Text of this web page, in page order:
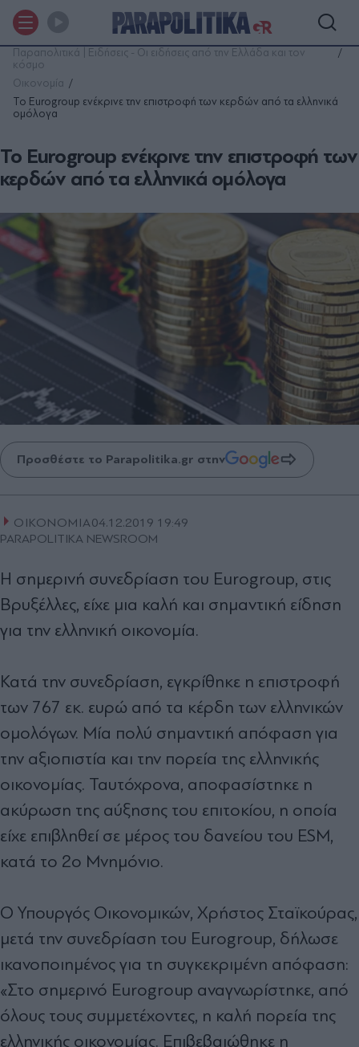
Παραπολιτικά | Ειδήσεις - Οι ειδήσεις από την Ελλάδα και τον
κόσμο
Οικονομία
Το Eurogroup ενέκρινε την επιστροφή των κερδών από τα ελληνικά
ομόλογα
Το Eurogroup ενέκρινε την επιστροφή των
κερδών από τα ελληνικά ομόλογα
Προσθέστε το Parapolitika.gr στην
ΟΙΚΟΝΟΜΙΑ04.12.2019 19:49
PARAPOLITIKA NEWSROOM
Η σημερινή συνεδρίαση του Eurogroup, στις
Βρυξέλλες, είχε μια καλή και σημαντική είδηση
για την ελληνική οικονομία.
Κατά την συνεδρίαση, εγκρίθηκε η επιστροφή
των 767 εκ. ευρώ από τα κέρδη των ελληνικών
ομολόγων. Μία πολύ σημαντική απόφαση για
την αξιοπιστία και την πορεία της ελληνικής
οικονομίας. Ταυτόχρονα, αποφασίστηκε η
ακύρωση της αύξησης του επιτοκίου, η οποία
είχε επιβληθεί σε μέρος του δανείου του ESM,
κατά το 2ο Μνημόνιο.
O Υπουργός Οικονομικών, Χρήστος Σταϊκούρας,
μετά την συνεδρίαση του Eurogroup, δήλωσε
ικανοποιημένος για τη συγκεκριμένη απόφαση:
«Στο σημερινό Eurogroup αναγνωρίστηκε, από
όλους τους συμμετέχοντες, η καλή πορεία της
ελληνικής οικονομίας. Επιβεβαιώθηκε η